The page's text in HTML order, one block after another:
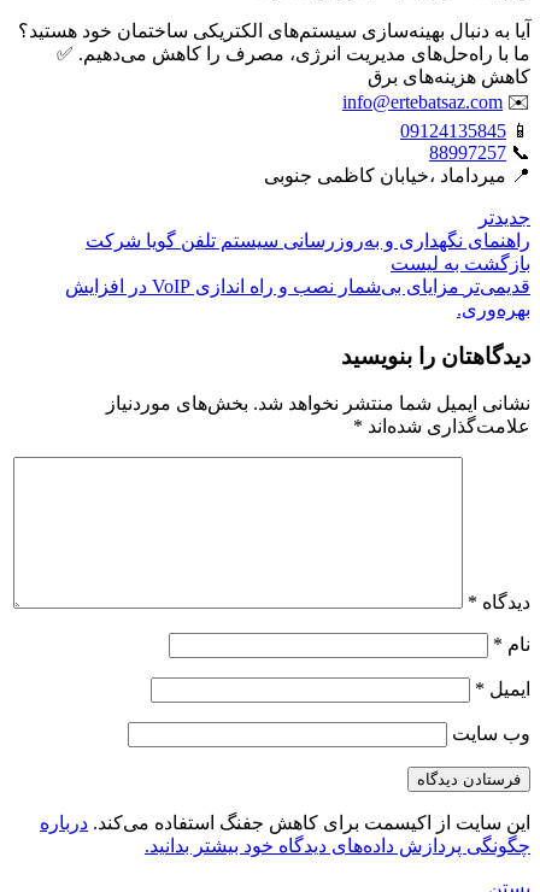
آیا به دنبال بهینه‌سازی سیستم‌های الکتریکی ساختمان خود هستید؟
ما با راه‌حل‌های مدیریت انرژی، مصرف را کاهش می‌دهیم. ✅
کاهش هزینه‌های برق
✉️
info@ertebatsaz.com
📱
09124135845
📞
88997257
📍 میرداماد ،خیابان کاظمی جنوبی
جدیدتر
راهنمای نگهداری و به‌روزرسانی سیستم تلفن گویا شرکت
بازگشت بە لیست
قدیمی‌تر
مزایای بی‌شمار نصب و راه اندازی VoIP در افزایش
بهره‌وری.
دیدگاهتان را بنویسید
نشانی ایمیل شما منتشر نخواهد شد. بخش‌های موردنیاز
علامت‌گذاری شده‌اند *
دیدگاه *
نام *
ایمیل *
وب‌ سایت
این سایت از اکیسمت برای کاهش جفنگ استفاده می‌کند. درباره
چگونگی پردازش داده‌های دیدگاه خود بیشتر بدانید.